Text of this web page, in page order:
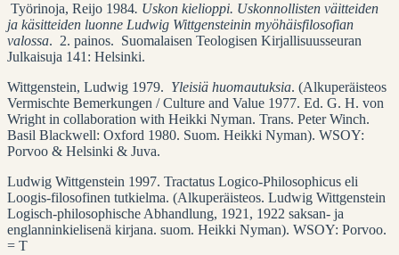
Työrinoja, Reijo 1984. Uskon kielioppi. Uskonnollisten väitteiden
ja käsitteiden luonne Ludwig Wittgensteinin myöhäisfilosofian
valossa. 2. painos. Suomalaisen Teologisen Kirjallisuusseuran
Julkaisuja 141: Helsinki.
Wittgenstein, Ludwig 1979. Yleisiä huomautuksia. (Alkuperäisteos
Vermischte Bemerkungen / Culture and Value 1977. Ed. G. H. von
Wright in collaboration with Heikki Nyman. Trans. Peter Winch.
Basil Blackwell: Oxford 1980. Suom. Heikki Nyman). WSOY:
Porvoo & Helsinki & Juva.
Ludwig Wittgenstein 1997. Tractatus Logico-Philosophicus eli
Loogis-filosofinen tutkielma. (Alkuperäisteos. Ludwig Wittgenstein
Logisch-philosophische Abhandlung, 1921, 1922 saksan- ja
englanninkielisenä kirjana. suom. Heikki Nyman). WSOY: Porvoo.
= T